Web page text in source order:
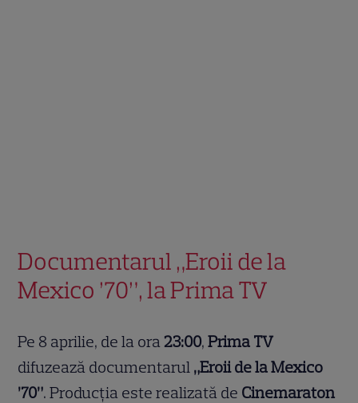
Documentarul „Eroii de la
Mexico ’70”, la Prima TV
Pe 8 aprilie, de la ora 23:00,Prima TV
difuzează documentarul „Eroii de la Mexico
’70”. Producția este realizată de Cinemaraton